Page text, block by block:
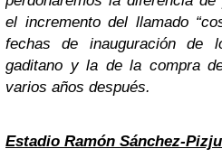
el incremento del llamado
fechas de inauguración de
gaditano y la de la compra
varios años después.
Estadio Ramón Sánchez-